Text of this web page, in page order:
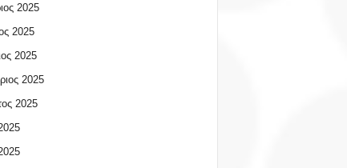
2025
2025
2025
2025
2025